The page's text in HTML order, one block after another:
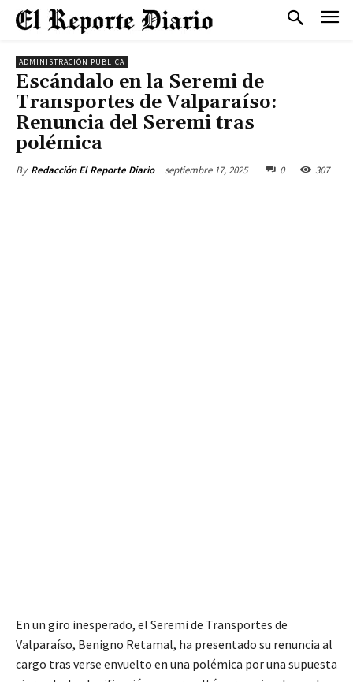
ADMINISTRACIÓN PÚBLICA
Escándalo en la Seremi de
Transportes de Valparaíso:
Renuncia del Seremi tras
polémica
By Redacción El Reporte Diario septiembre 17, 2025 0 307
En un giro inesperado, el Seremi de Transportes de
Valparaíso, Benigno Retamal, ha presentado su renuncia al
cargo tras verse envuelto en una polémica por una supuesta